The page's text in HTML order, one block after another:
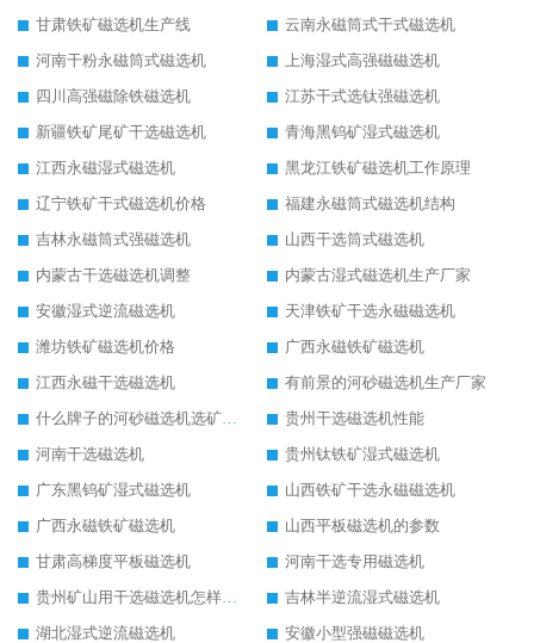
甘肃铁矿磁选机生产线
云南永磁筒式干式磁选机
河南干粉永磁筒式磁选机
上海湿式高强磁磁选机
四川高强磁除铁磁选机
江苏干式选钛强磁选机
新疆铁矿尾矿干选磁选机
青海黑钨矿湿式磁选机
江西永磁湿式磁选机
黑龙江铁矿磁选机工作原理
辽宁铁矿干式磁选机价格
福建永磁筒式磁选机结构
吉林永磁筒式强磁选机
山西干选筒式磁选机
内蒙古干选磁选机调整
内蒙古湿式磁选机生产厂家
安徽湿式逆流磁选机
天津铁矿干选永磁磁选机
潍坊铁矿磁选机价格
广西永磁铁矿磁选机
江西永磁干选磁选机
有前景的河砂磁选机生产厂家
什么牌子的河砂磁选机选矿效果好
贵州干选磁选机性能
河南干选磁选机
贵州钛铁矿湿式磁选机
广东黑钨矿湿式磁选机
山西铁矿干选永磁磁选机
广西永磁铁矿磁选机
山西平板磁选机的参数
甘肃高梯度平板磁选机
河南干选专用磁选机
贵州矿山用干选磁选机怎样调磁
吉林半逆流湿式磁选机
湖北湿式逆流磁选机
安徽小型强磁磁选机